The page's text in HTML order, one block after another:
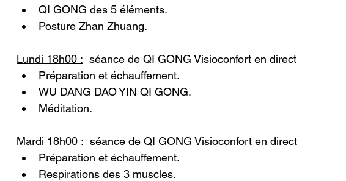
QI GONG des 5 éléments.
Posture Zhan Zhuang.
Lundi 18h00 : séance de QI GONG Visioconfort en direct
Préparation et échauffement.
WU DANG DAO YIN QI GONG.
Méditation.
Mardi 18h00 : séance de QI GONG Visioconfort en direct
Préparation et échauffement.
Respirations des 3 muscles.